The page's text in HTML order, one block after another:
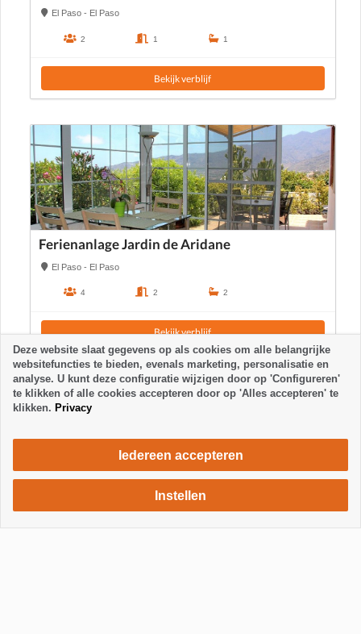
El Paso - El Paso
2 1 1
Bekijk verblijf
Ferienanlage Jardin de Aridane
El Paso - El Paso
4 2 2
Bekijk verblijf
632 €/ week
Deze website slaat gegevens op als cookies om alle belangrijke
websitefuncties te bieden, evenals marketing, personalisatie en
analyse. U kunt deze configuratie wijzigen door op 'Configureren'
te klikken of alle cookies accepteren door op 'Alles accepteren' te
klikken. Privacy
Iedereen accepteren
Instellen